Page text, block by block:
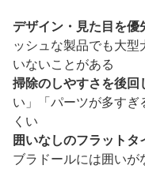
デザイン・見た目を
ッシュな製品でも大
いないことがある
掃除のしやすさを後回
い」「パーツが多す
くい
囲いなしのフラットタ
ブラドールには囲い